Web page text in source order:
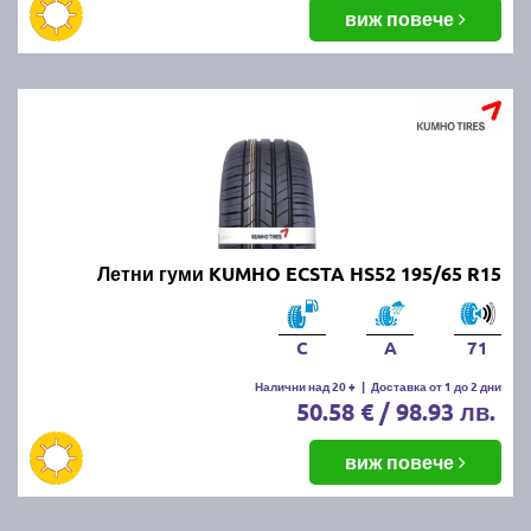
балансировка и реглаж на предния и задния мост.
Неравномерното износване може да е знак за
гуми.
Как да се грижим за летните
Проверявайте редовно налягането, дълбочината
на протектора и състоянието на гумите. Избягвайте
рязко спиране и агресивно шофиране, тъй като
това води до по-бързо износване. Почиствайте
гумите от кал и камъчета и ги проверявайте за
Как се съхраняват зимните и
летни гуми?
виж повече
Летни гуми KUMHO ECSTA HS52 195/65 R15
C A 71
Налични над 20 + | Доставка от 1 до 2 дни
50.58 € / 98.93 лв.
виж повече